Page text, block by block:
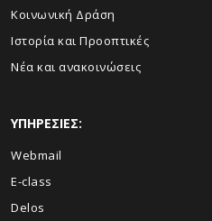
Κοινωνική Δράση
Ιστορία και Προοπτικές
Νέα και ανακοινώσεις
ΥΠΗΡΕΣΙΕΣ:
Webmail
E-class
Delos